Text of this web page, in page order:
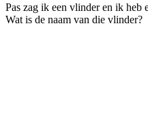
Pas zag ik een vlinder en ik heb
Wat is de naam van die vlinder?